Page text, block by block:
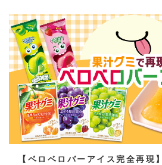
【ベロベロバーアイス完全再現